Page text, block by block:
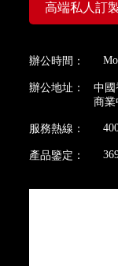
高端私人訂
辦公時間：
辦公地址：
中國
商業
服務熱線：
產品鑒定：